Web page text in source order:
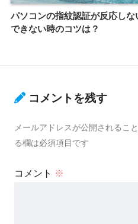
パソコンの指紋認証が反応しな
できない時のコツは？
コメントを残す
メールアドレスが公開されるこ
る欄は必須項目です
コメント ※